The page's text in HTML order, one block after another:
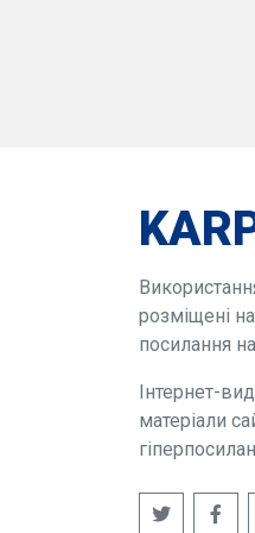
розміщені
посилання
Інтернет-
матеріали